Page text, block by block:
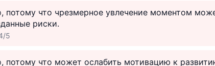
потому что чрезмерное увлечение моментом
риски.
5
потому что может ослабить мотивацию к